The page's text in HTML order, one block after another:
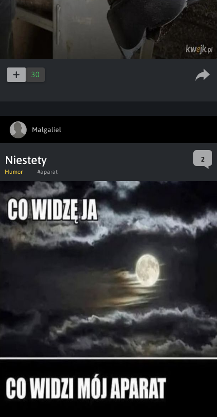
30
Malgaliel
Niestety 2
Humor #aparat